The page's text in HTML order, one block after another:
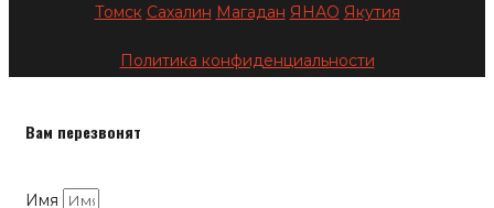
Томск Сахалин Магадан ЯНАО Якутия
Политика конфиденциальности
Вам перезвонят
Имя